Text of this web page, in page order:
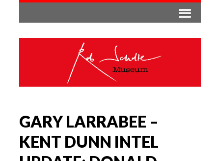
GARY LARRABEE –
KENT DUNN INTEL